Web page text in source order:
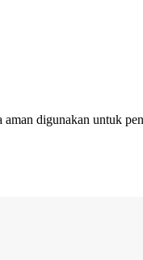
digunakan untuk